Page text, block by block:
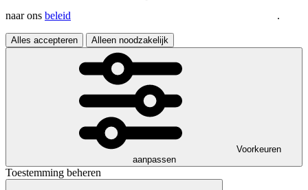
naar ons beleid .
Alles accepteren Alleen noodzakelijk
Voorkeuren
aanpassen
Toestemming beheren